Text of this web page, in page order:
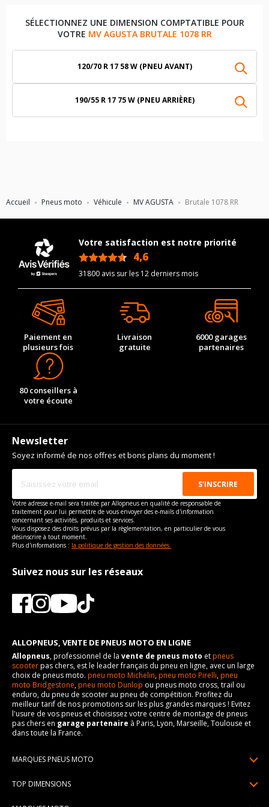
Accueil Pneus moto Véhicule MV AGUSTA Brutale 1078 RR
SÉLECTIONNEZ UNE DIMENSION COMPTATIBLE POUR
VOTRE MV AGUSTA BRUTALE 1078 RR
120/70 R 17 58 W (PNEU AVANT)
190/55 R 17 75 W (PNEU ARRIÈRE)
Votre satisfaction est notre priorité
4,6
31800 avis sur les 12 derniers mois
Paiement en
plusieurs fois
Livraison
gratuite
6000 garages
partenaires
80 conseillers à
votre écoute
Newsletter
Soyez informé de nos offres et bons plans du moment !
Votre adresse e-mail sera traitée par Allopneus en qualité de responsable de
traitement pour lui permettre de vous envoyer des e-mails d'information
concernant ses activités, produits et services.
Vous disposez des droits prévus par la règlementation, en particulier de vous
désinscrire à tout moment.
Plus d'informations : la politique de gestion des données.
Suivez nous sur les réseaux
ALLOPNEUS, VENTE DE PNEUS MOTO EN LIGNE
Allopneus, professionnel de la vente de pneus moto etpneus
scooterpas chers, est le leader français du pneu en ligne, avec un large
choix de pneus moto. pneu moto Michelin,pneu moto Pirelli,pneu
moto Bridgestone,pneu moto Dunlop ou pneus moto cross, trail ou
enduro, du pneu de scooter au pneu de compétition. Profitez du
meilleur tarif de nos promotions sur les plus grandes marques ! Evitez
l'usure de vos pneus et choisissez votre centre de montage de pneus
pas chers en garage partenaire à Paris, Lyon, Marseille, Toulouse et
dans toute la France.
MARQUES PNEUS MOTO
TOP DIMENSIONS